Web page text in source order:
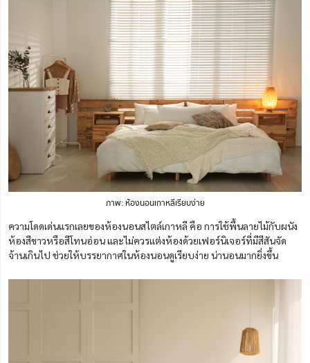
ภาพ: ห้องนอนเกาหลีเรียบง่าย
ความโดดเด่นแรกเลยของห้องนอนสไตล์เกาหลี คือ การใช้พื้นลายไม้กับผนัง
ห้องสีขาวหรือสีโทนอ่อน และไม่ควรแต่งห้องด้วยเฟอร์นิเจอร์ที่มีสีสันจัด
จ้านเกินไป ช่วยให้บรรยากาศในห้องนอนดูเรียบง่าย น่านอนมากยิ่งขึ้น